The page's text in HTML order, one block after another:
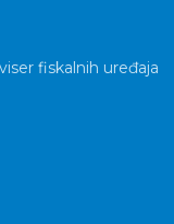
fiskalnih uređaja